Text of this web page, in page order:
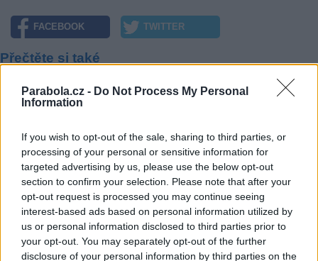
Parabola.cz - Do Not Process My Personal
Information
If you wish to opt-out of the sale, sharing to third parties, or
processing of your personal or sensitive information for
targeted advertising by us, please use the below opt-out
section to confirm your selection. Please note that after your
opt-out request is processed you may continue seeing
interest-based ads based on personal information utilized by
us or personal information disclosed to third parties prior to
your opt-out. You may separately opt-out of the further
disclosure of your personal information by third parties on the
FACEBOOK TWITTER
Přečtěte si také
Na Liberecku se chystá vypínání DVB-T
Vzájemné rušení DVB-T a DVB-T2 v jižních Čechách
Reklama
Pracovní nabídky
07.08.2026 -Bosch Powertrain s.r.o. Jihlava • linkový střídač • mzda
48.400 Kč • příspěvek na ubytování (Jihlava, okres Jihlava)
07.08.2026 -Bosch Powertrain s.r.o. Jihlava • obsluha CNC strojů •
48.400 Kč • náborový bonus 50.000 Kč • příspěvek na ubytování
okres Jihlava)